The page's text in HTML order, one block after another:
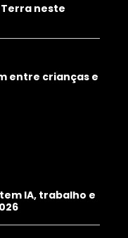
Terra neste
entre crianças e
IA, trabalho e